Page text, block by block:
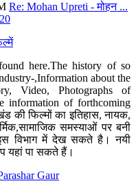
Re: Mohan Upreti - मोहन ...
here.The history of so
,Information about the
Video, Photographs of
information of forthcoming
की फिल्मों का इतिहास, नायक,
समस्याओं पर बनी
विभाग में देख सकते है। नयी
यहां पा सकते हैं।
Gaur